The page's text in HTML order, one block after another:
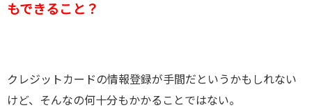
もできること？
クレジットカードの情報登録が手間だというかもしれない
けど、そんなの何十分もかかることではない。